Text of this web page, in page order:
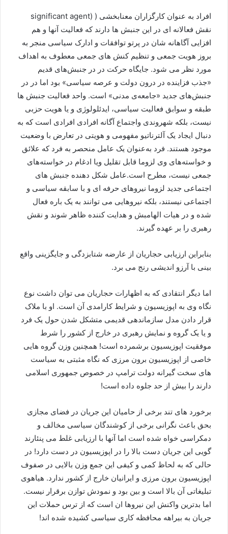
افراد به عنوان کارگزاران معنابخشی ( (significant agent
نقش فعالانه ای در این جنبش ها دارند که فعالیت آنها و هم
افزایی آگاهانه شان در پرتو توافقات و ادارک سیاسی منجر به
بروز هویت جمعی و تنظیم کنش های جمعی معطوف به اهداف
مورد نظر می شود. جایگاه حرکت در در جنبش‌های قدیم
«جذب فزاینده در درون دولت و عرصه سیاسی» بود اما در در
جنبش‌های جدید «جامعه‌ی مدنی» است. واحد فعالیت جنبش ها
طبقه و سوابق فعالیت سیاسی، ایدئلولوژی و یا هویت حزبی
نیست، بلکه شهروندی واجتماع آگانه افرادی افرادی است که به
دنبال ایجاد یک آلترناتیو مفهومی و هویتی در تعارض با وضعیت
موجود هستند. فرد به‌عنوان یک عامل منحصر به فرد که علائق
و خواسته‌های وی لزوما قابل تقلیل ویا ادغام در خواسته‌های
جمعی نیست، مطرح است.عامل شکل دهنده جنبش های
اجتماعی جدید لزوما نیروهای حرفه ای و با سابقه سیاسی و
اجتماعی نیستند، بلکه نیروهایی می توانند به یک باره فعال
شده و در هیات الهامبش و هدایت کننده ظاهر شوند و نقش
رهبری را بر عهده گیرند.
بنابراین ارزیابی حجاریان از عارضه شتابزدگی و جایگزینی واقع
بینی با آرزو اندیشی رنج می برد.
اما دیگر انتقادی که به اظهارات حجاریان می توان داشت نوع
نگاه وی به اپوزیسیون و شرایط کارامدی آن است. او با ملاک
قرار دادن مدل سازماندهی قدیمی متشکل شدن حول یک فرد
و یا یک گروه و نمایش رهبری در خارج از کشور را شرط
موفقیت اپوزیسیون برشمرده است! همچنین وزن گروه هایی
خاصی از اپوزیسیون برون مرزی که نگاه مثبتی به سیاست
های سخت گیرانه دولت ترامپ در خصوص جمهوری اسلامی
دارند را بیش از حد جلوه داده است!
برخورد های تند برخی از حامیان این جریان در فضای مجازی
بحق باعث نگرانی برخی از کوشندگان سیاسی مخالف و
دمکراسی خواه شده است اما آنها با ارزیابی غلط می پنئارند
گویی این جریان دست بالا را در اپوزیسیون در دست دارد! در
حالی که به لحاظ کمی و کیفی این جمع وزن بالایی در صفوف
اپوزیسیون برون مرزی و ایرانیان خارج از کشور ندارد. هیاهوی
تبلیغاتی آن بالا است و بین بود و نمودش توازن برقرار نیست.
اما بدترین واکنش این نیروها ان است که از ترس حملات این
جریان به بیراهه محافظه کاری سیاسی کشیده شده اند!